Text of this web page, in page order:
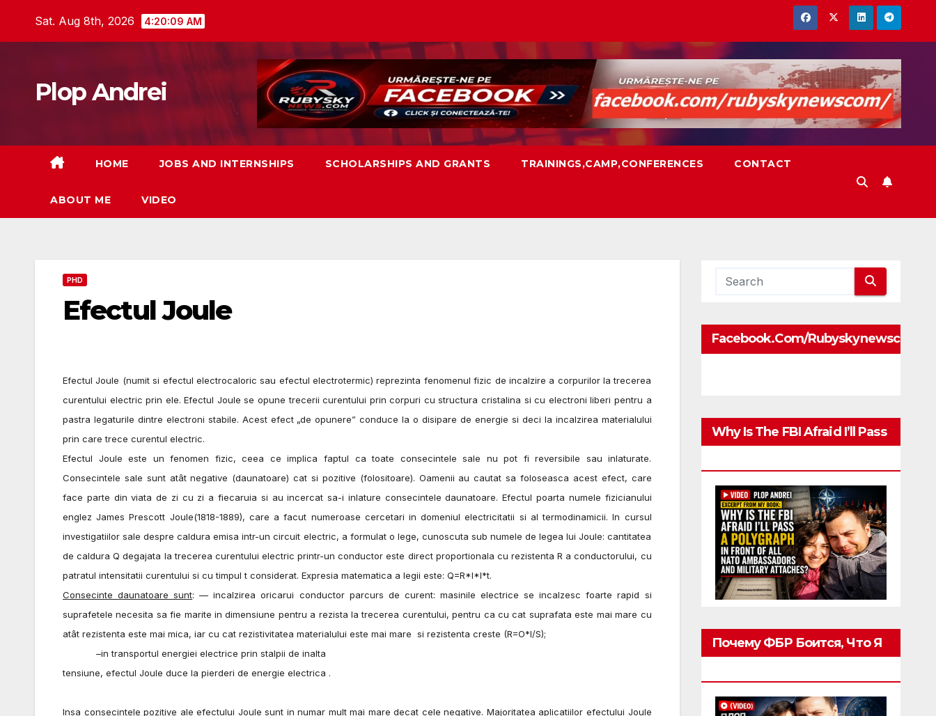
Sat. Aug 8th, 2026 4:20:09 AM
Plop Andrei
HOME JOBS AND INTERNSHIPS SCHOLARSHIPS AND GRANTS TRAININGS,CAMP,CONFERENCES CONTACT
ABOUT ME VIDEO
PHD
Efectul Joule
Efectul Joule (numit si efectul electrocaloric sau efectul electrotermic) reprezinta fenomenul fizic de incalzire a corpurilor la trecerea
curentului electric prin ele. Efectul Joule se opune trecerii curentului prin corpuri cu structura cristalina si cu electroni liberi pentru a
pastra legaturile dintre electroni stabile. Acest efect „de opunere” conduce la o disipare de energie si deci la incalzirea materialului
prin care trece curentul electric.
Efectul Joule este un fenomen fizic, ceea ce implica faptul ca toate consecintele sale nu pot fi reversibile sau inlaturate.
Consecintele sale sunt atât negative (daunatoare) cat si pozitive (folositoare). Oamenii au cautat sa foloseasca acest efect, care
face parte din viata de zi cu zi a fiecaruia si au incercat sa-i inlature consecintele daunatoare. Efectul poarta numele fizicianului
englez James Prescott Joule(1818-1889), care a facut numeroase cercetari in domeniul electricitatii si al termodinamicii. In cursul
investigatiilor sale despre caldura emisa intr-un circuit electric, a formulat o lege, cunoscuta sub numele de legea lui Joule: cantitatea
de caldura Q degajata la trecerea curentului electric printr-un conductor este direct proportionala cu rezistenta R a conductorului, cu
patratul intensitatii curentului si cu timpul t considerat. Expresia matematica a legii este: Q=R*I*I*t.
Consecinte daunatoare sunt: — incalzirea oricarui conductor parcurs de curent: masinile electrice se incalzesc foarte rapid si
suprafetele necesita sa fie marite in dimensiune pentru a rezista la trecerea curentului, pentru ca cu cat suprafata este mai mare cu
atât rezistenta este mai mica, iar cu cat rezistivitatea materialului este mai mare si rezistenta creste (R=O*l/S);
–in transportul energiei electrice prin stalpii de inalta
tensiune, efectul Joule duce la pierderi de energie electrica .
Insa consecintele pozitive ale efectului Joule sunt in numar mult mai mare decat cele negative. Majoritatea aplicatiilor efectului Joule
Facebook.com/rubyskynewscom
Why Is The FBI Afraid I’ll Pass
Почему ФБР Боится, Что Я